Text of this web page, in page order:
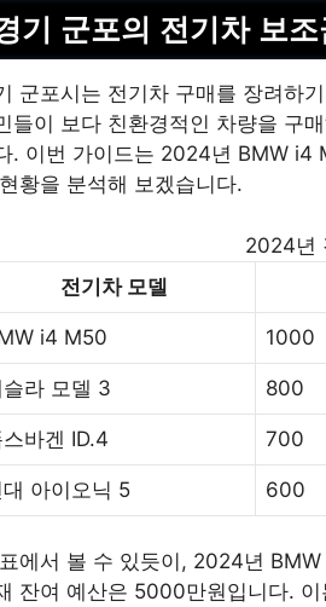
기 군포의 전기차 보조
군포시는 전기차 구매를 장려하
들이 보다 친환경적인 차량을 구
. 이번 가이드는 2024년 BMW i4
황을 분석해 보겠습니다.
2024년
전기차 모델
i4 M50 1000
라 모델 3 800
스바겐 ID.4 700
대 아이오닉 5 600
에서 볼 수 있듯이, 2024년
잔여 예산은 5000만원입니다.